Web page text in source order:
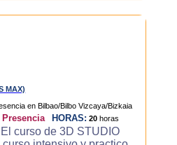
MAX)
Presencia HORAS: 20 horas
El curso de 3D STUDIO